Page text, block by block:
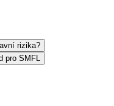
rizika?
pro SMFL